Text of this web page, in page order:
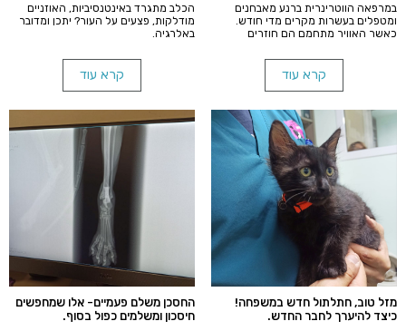
במרפאה הווטרינרית ברנע מאבחנים
ומטפלים בעשרות מקרים מדי חודש.
כאשר האוויר מתחמם הם חוזרים
ומחפשים דם עסיסי שיסייע להם להמשיך
את קיומם ואת קיום הדורות הבאים.
עקיצה אחת של קרצייה אשר נושאת את
וקטלנית.
קרא עוד
הכלב מתגרד באינטנסיביות, האוזניים
מודלקות, פצעים על העור? יתכן ומדובר
באלרגיה.
קרא עוד
מזל טוב, חתלתול חדש במשפחה!
כיצד להיערך לחבר החדש.
החסכן משלם פעמיים- אלו שמחפשים
חיסכון ומשלמים כפול בסוף.